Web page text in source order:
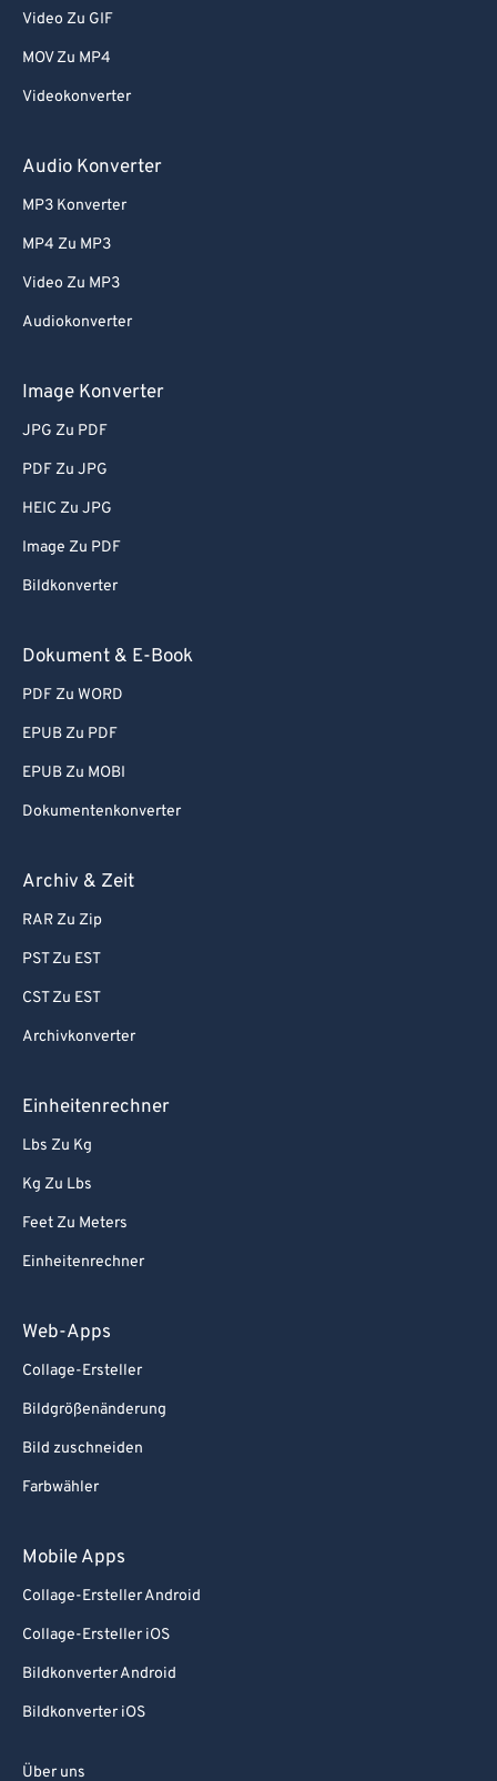
Video Zu GIF
MOV Zu MP4
Videokonverter
Audio Konverter
MP3 Konverter
MP4 Zu MP3
Video Zu MP3
Audiokonverter
Image Konverter
JPG Zu PDF
PDF Zu JPG
HEIC Zu JPG
Image Zu PDF
Bildkonverter
Dokument & E-Book
PDF Zu WORD
EPUB Zu PDF
EPUB Zu MOBI
Dokumentenkonverter
Archiv & Zeit
RAR Zu Zip
PST Zu EST
CST Zu EST
Archivkonverter
Einheitenrechner
Lbs Zu Kg
Kg Zu Lbs
Feet Zu Meters
Einheitenrechner
Web-Apps
Collage-Ersteller
Bildgrößenänderung
Bild zuschneiden
Farbwähler
Mobile Apps
Collage-Ersteller Android
Collage-Ersteller iOS
Bildkonverter Android
Bildkonverter iOS
Über uns